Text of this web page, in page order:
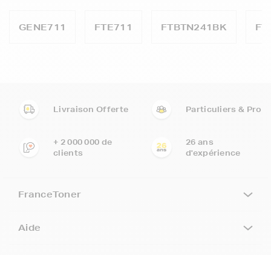
GENE711 FTE711 FTBTN241BK
Livraison Offerte Particuliers & Pro
+ 2 000 000 de
clients
26 ans
d'expérience
FranceToner
Aide